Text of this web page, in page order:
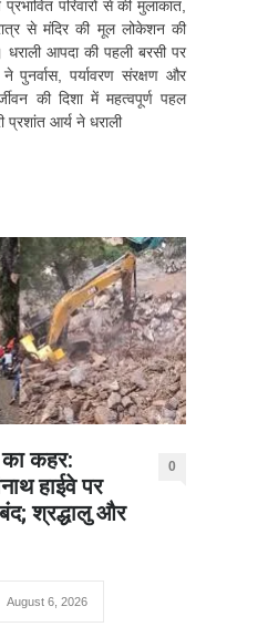
परिवारों से की मुलाकात,
से मंदिर की मूल लोकेशन की
धराली आपदा की पहली बरसी पर
पुनर्वास, पर्यावरण संरक्षण और
की दिशा में महत्वपूर्ण पहल
प्रशांत आर्य ने धराली
का कहर:
हाईवे पर
श्रद्धालु और
0
August 6, 2026